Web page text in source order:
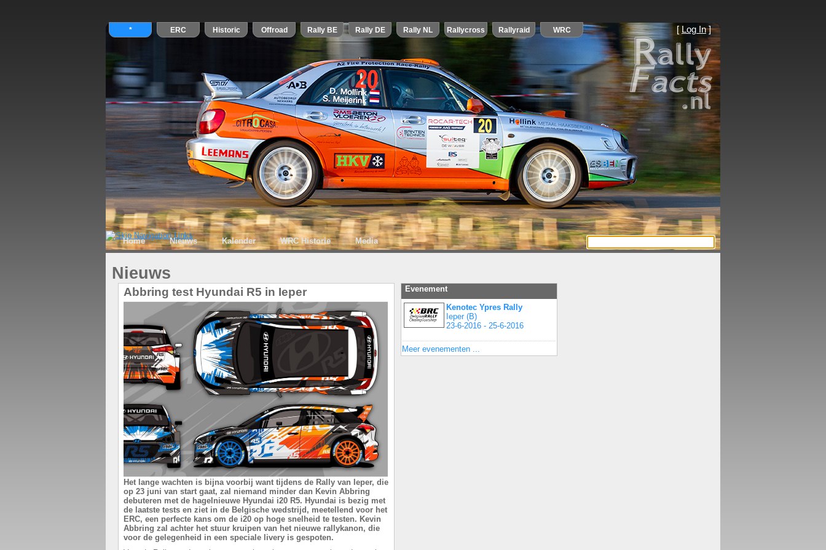
[ Log In]
Home Nieuws Kalender WRC Historie Media
Nieuws
Abbring test Hyundai R5 in Ieper
Het lange wachten is bijna voorbij want tijdens de Rally van Ieper, die
op 23 juni van start gaat, zal niemand minder dan Kevin Abbring
debuteren met de hagelnieuwe Hyundai i20 R5. Hyundai is bezig met
de laatste tests en ziet in de Belgische wedstrijd, meetellend voor het
ERC, een perfecte kans om de i20 op hoge snelheid te testen. Kevin
Abbring zal achter het stuur kruipen van het nieuwe rallykanon, die
voor de gelegenheid in een speciale livery is gespoten.
Evenement
Kenotec Ypres Rally
Ieper (B)
23-6-2016 - 25-6-2016
Meer evenementen ...